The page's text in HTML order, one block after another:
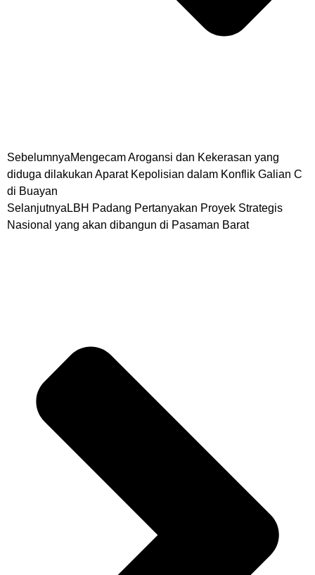
SebelumnyaMengecam Arogansi dan Kekerasan yang
diduga dilakukan Aparat Kepolisian dalam Konflik Galian C
di Buayan
Selanjutnya LBH Padang Pertanyakan Proyek Strategis
Nasional yang akan dibangun di Pasaman Barat